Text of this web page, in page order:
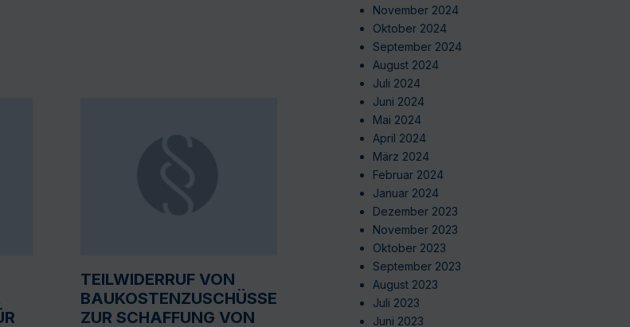
TEILWIDERRUF VON
BAUKOSTENZUSCHÜSSEN
ZUR SCHAFFUNG VON
November 2024
Oktober 2024
September 2024
August 2024
Juli 2024
Juni 2024
Mai 2024
April 2024
März 2024
Februar 2024
Januar 2024
Dezember 2023
November 2023
Oktober 2023
September 2023
August 2023
Juli 2023
Juni 2023